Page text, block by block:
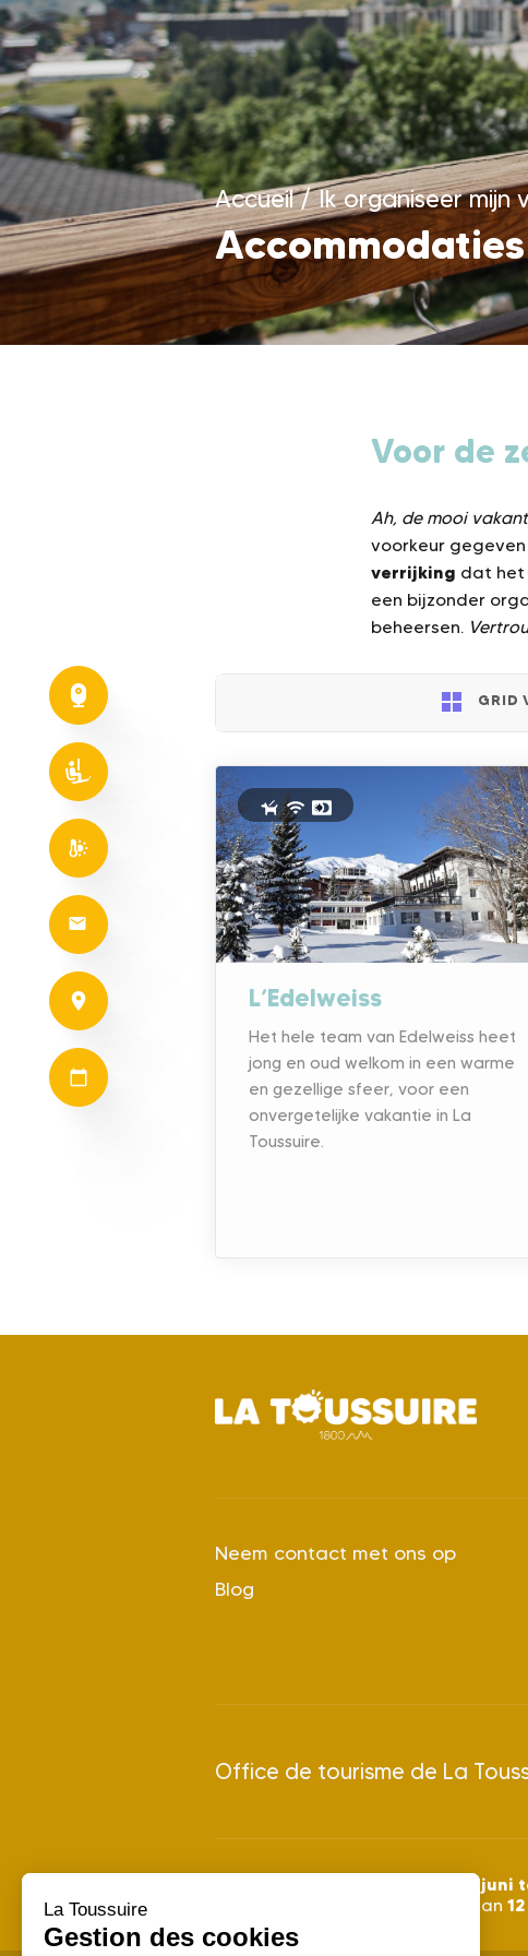
Accueil/Ik organiseer mijn
Voor de
Ah, de mooi
voorkeur
verrijking dat het
een bijzonder
beheersen.
GRID
L’Edelweiss
Het hele team van Edelweiss heet
jong en oud welkom in een warme
en gezellige sfeer, voor een
onvergetelijke vakantie in La
Toussuire.
Neem contact met ons op
Blog
Office de tourisme de La
28 juni
Winterseizoen 2026/2027: van
La Toussuire
Gestion des cookies